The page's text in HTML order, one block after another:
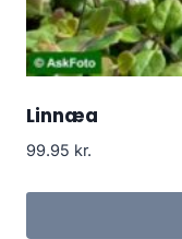
Linnæa
99.95 kr.